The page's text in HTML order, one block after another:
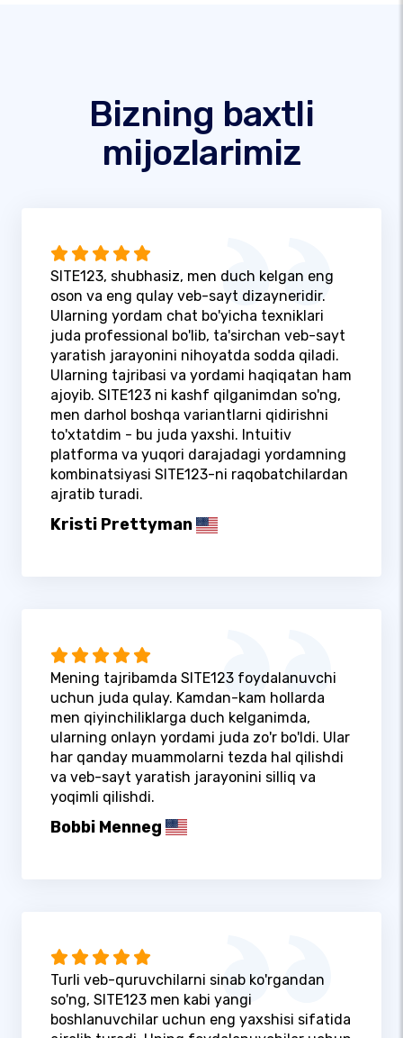
Bizning baxtli
mijozlarimiz
SITE123, shubhasiz, men duch kelgan eng
oson va eng qulay veb-sayt dizayneridir.
Ularning yordam chat bo'yicha texniklari
juda professional bo'lib, ta'sirchan veb-sayt
yaratish jarayonini nihoyatda sodda qiladi.
Ularning tajribasi va yordami haqiqatan ham
ajoyib. SITE123 ni kashf qilganimdan so'ng,
men darhol boshqa variantlarni qidirishni
to'xtatdim - bu juda yaxshi. Intuitiv
platforma va yuqori darajadagi yordamning
kombinatsiyasi SITE123-ni raqobatchilardan
ajratib turadi.
Kristi Prettyman
Mening tajribamda SITE123 foydalanuvchi
uchun juda qulay. Kamdan-kam hollarda
men qiyinchiliklarga duch kelganimda,
ularning onlayn yordami juda zo'r bo'ldi. Ular
har qanday muammolarni tezda hal qilishdi
va veb-sayt yaratish jarayonini silliq va
yoqimli qilishdi.
Bobbi Menneg
Turli veb-quruvchilarni sinab ko'rgandan
so'ng, SITE123 men kabi yangi
boshlanuvchilar uchun eng yaxshisi sifatida